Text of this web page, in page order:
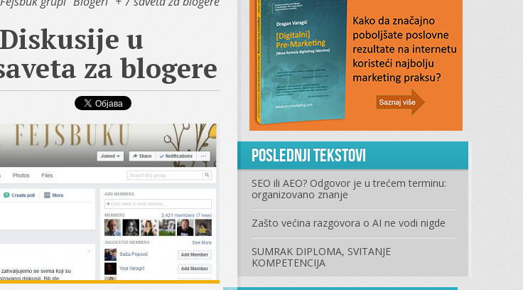
u
za blogere
Poslednji tekstovi
SEO ili AEO? Odgovor je u trećem terminu:
organizovano znanje
Zašto većina razgovora o AI ne vodi nigde
SUMRAK DIPLOMA, SVITANJE
KOMPETENCIJA